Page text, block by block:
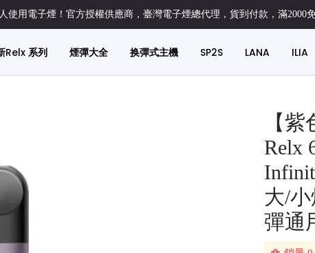
使用電子煙！官方授權供應商，臺灣電子煙總代理，貨到付款，滿2000
Relx 系列 煙彈大全 换彈式主機 SP2S LANA ILIA
【
Relx
大/
彈通